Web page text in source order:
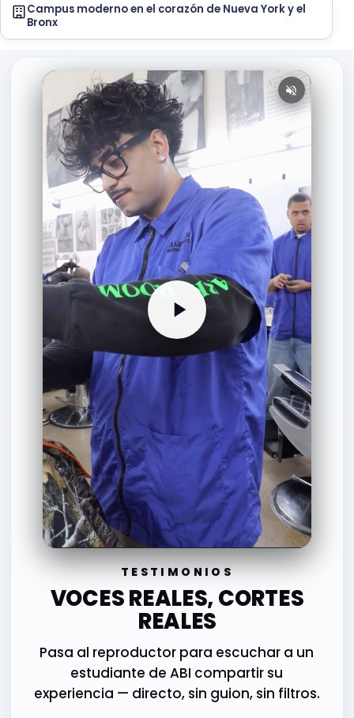
Campus moderno en el corazón de Nueva York y el
Bronx
TESTIMONIOS
VOCES REALES, CORTES
REALES
Pasa al reproductor para escuchar a un
estudiante de ABI compartir su
experiencia — directo, sin guion, sin filtros.